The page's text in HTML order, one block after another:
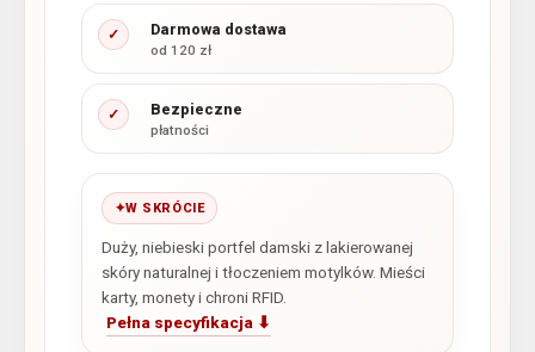
✓ Darmowa dostawa
od 120 zł
✓ Bezpieczne
płatności
W SKRÓCIE
Duży, niebieski portfel damski z lakierowanej
skóry naturalnej i tłoczeniem motylków. Mieści
karty, monety i chroni RFID.
Pełna specyfikacja ⬇